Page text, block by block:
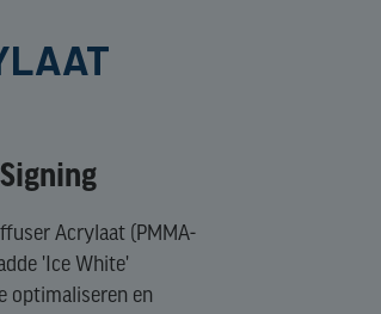
Acrylaat (PMMA-
'Ice White'
optimaliseren en